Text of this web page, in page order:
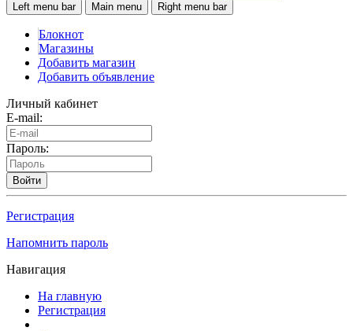
Left menu bar Main menu Right menu bar
Блокнот
Магазины
Добавить магазин
Добавить объявление
Личный кабинет
E-mail:
Пароль:
Войти
Регистрация
Напомнить пароль
Навигация
На главную
Регистрация